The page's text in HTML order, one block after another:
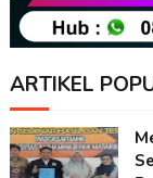
ARTIKEL